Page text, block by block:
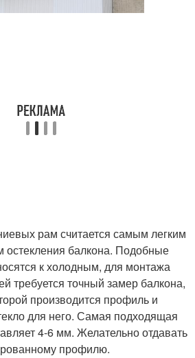
рам считается самым легким
балкона. Подобные
к холодным, для монтажа
требуется точный замер балкона,
производится профиль и
для него. Самая подходящая
4-6 мм. Желательно отдавать
профилю.